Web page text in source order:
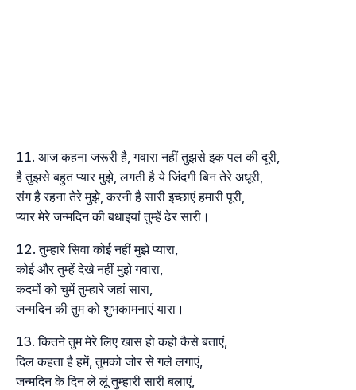
आज कहना जरूरी है, गवारा नहीं तुझसे इक पल की दूरी,
है तुझसे बहुत प्यार मुझे, लगती है ये जिंदगी बिन तेरे अधूरी,
संग है रहना तेरे मुझे, करनी है सारी इच्छाएं हमारी पूरी,
प्यार मेरे जन्मदिन की बधाइयां तुम्हें ढेर सारी।
तुम्हारे सिवा कोई नहीं मुझे प्यारा,
कोई और तुम्हें देखे नहीं मुझे गवारा,
कदमों को चुमें तुम्हारे जहां सारा,
जन्मदिन की तुम को शुभकामनाएं यारा।
कितने तुम मेरे लिए खास हो कहो कैसे बताएं,
दिल कहता है हमें, तुमको जोर से गले लगाएं,
जन्मदिन के दिन ले लूं तुम्हारी सारी बलाएं,